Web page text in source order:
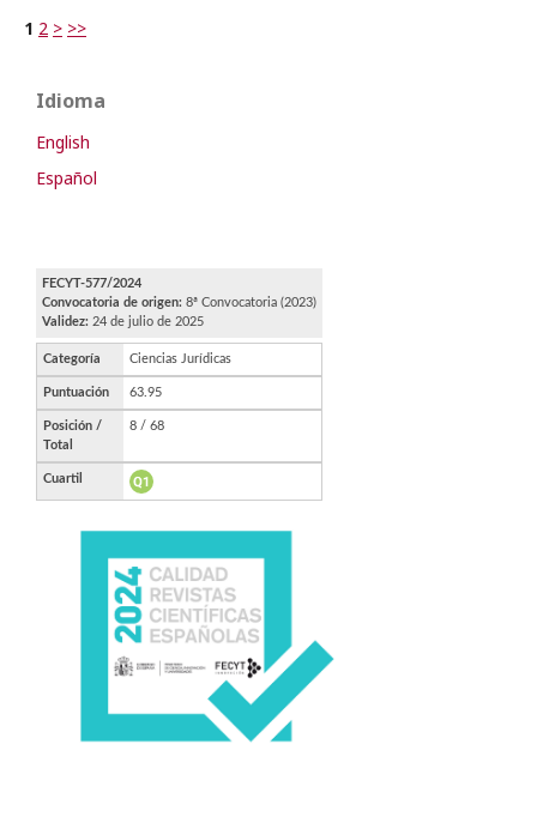
1 2 > >>
Idioma
English
Español